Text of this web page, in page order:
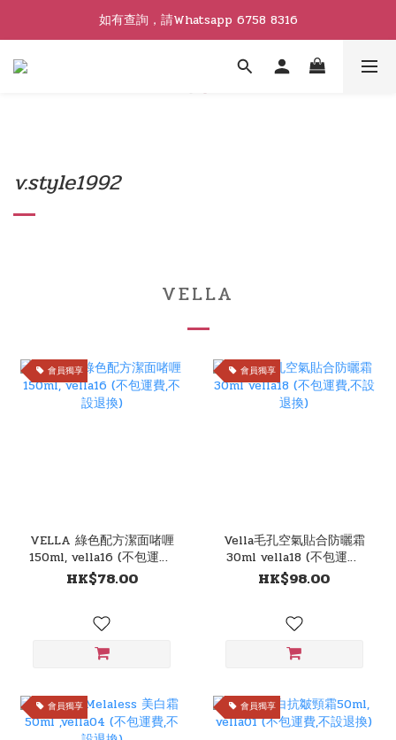
如有查詢，請Whatsapp 6758 8316
v.style1992
VELLA
會員獨享
VELLA 綠色配方潔面啫喱
150ml, vella16 (不包運費,
不設退換)
HK$78.00
會員獨享
Vella毛孔空氣貼合防曬霜
30ml vella18 (不包運費,
不設退換)
HK$98.00
會員獨享 會員獨享